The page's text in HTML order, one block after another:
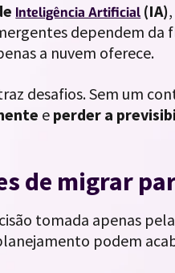
Inteligência Artificial (IA)
dependem da
a nuvem oferece.
desafios. Sem um
e perder a
de migrar
tomada apenas
podem